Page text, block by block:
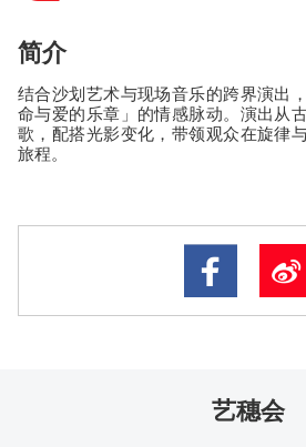
简介
结合沙划艺术与现场音乐的跨界演出
命与爱的乐章」的情感脉动。演出从
歌，配搭光影变化，带领观众在旋律
旅程。
艺穗会